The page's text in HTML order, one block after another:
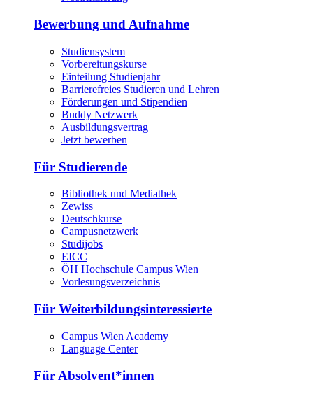
Bewerbung und Aufnahme
Studiensystem
Vorbereitungskurse
Einteilung Studienjahr
Barrierefreies Studieren und Lehren
Förderungen und Stipendien
Buddy Netzwerk
Ausbildungsvertrag
Jetzt bewerben
Für Studierende
Bibliothek und Mediathek
Zewiss
Deutschkurse
Campusnetzwerk
Studijobs
EICC
ÖH Hochschule Campus Wien
Vorlesungsverzeichnis
Für Weiterbildungsinteressierte
Campus Wien Academy
Language Center
Für Absolvent*innen